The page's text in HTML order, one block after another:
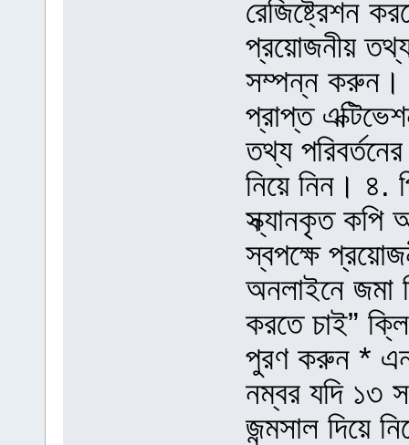
রেজিষ্ট্রেশন
প্রয়োজনীয়
সম্পন্ন করুন।
প্রাপ্ত
তথ্য
নিয়ে নিন। ৪.
স্ক্যানকৃত কপি
স্বপক্ষে
অনলাইনে জমা
করতে চাই”
পুরণ করুন *
নম্বর যদি ১৩
জন্মসাল দিয়ে